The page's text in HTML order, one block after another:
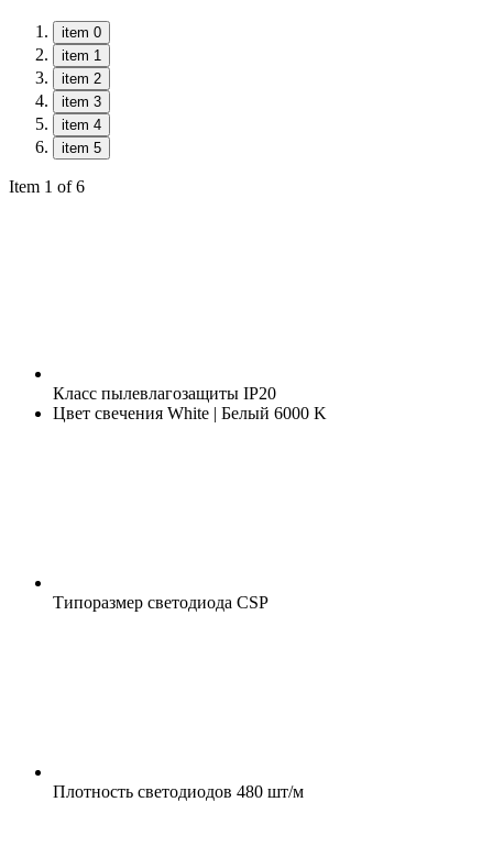
item 0
item 1
item 2
item 3
item 4
item 5
Item 1 of 6
Класс пылевлагозащиты IP20
Цвет свечения White | Белый 6000 K
Типоразмер светодиода CSP
Плотность светодиодов 480 шт/м